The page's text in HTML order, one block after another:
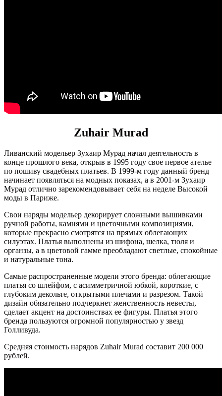
Zuhair Murad
Ливанский модельер Зухаир Мурад начал деятельность в
конце прошлого века, открыв в 1995 году свое первое ателье
по пошиву свадебных платьев. В 1999-м году данный бренд
начинает появляться на модных показах, а в 2001-м Зухаир
Мурад отлично зарекомендовывает себя на неделе Высокой
моды в Париже.
Свои наряды модельер декорирует сложными вышивками
ручной работы, камнями и цветочными композициями,
которые прекрасно смотрятся на прямых облегающих
силуэтах. Платья выполнены из шифона, шелка, тюля и
органзы, а в цветовой гамме преобладают светлые, спокойные
и натуральные тона.
Самые распространенные модели этого бренда: облегающие
платья со шлейфом, с асимметричной юбкой, короткие, с
глубоким декольте, открытыми плечами и разрезом. Такой
дизайн обязательно подчеркнет женственность невесты,
сделает акцент на достоинствах ее фигуры. Платья этого
бренда пользуются огромной популярностью у звезд
Голливуда.
Средняя стоимость нарядов Zuhair Murad составит 200 000
рублей.